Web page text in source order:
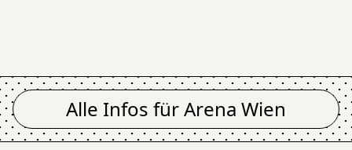
Alle Infos fürArena Wien